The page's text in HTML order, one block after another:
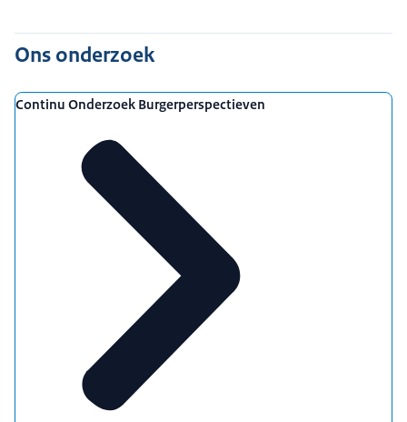
Ons onderzoek
Continu Onderzoek Burgerperspectieven